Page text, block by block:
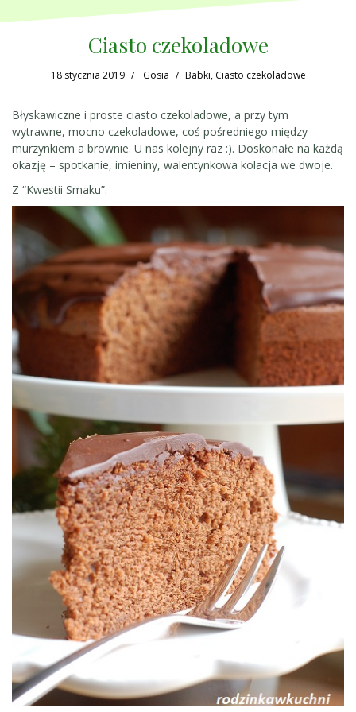
Ciasto czekoladowe
18 stycznia 2019 Gosia Babki, Ciasto czekoladowe
Błyskawiczne i proste ciasto czekoladowe, a przy tym
wytrawne, mocno czekoladowe, coś pośredniego między
murzynkiem a brownie. U nas kolejny raz :). Doskonałe na każdą
okazję – spotkanie, imieniny, walentynkowa kolacja we dwoje.
Z “Kwestii Smaku”.